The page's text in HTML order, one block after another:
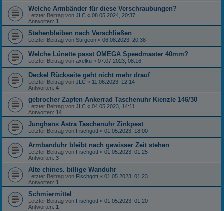
Welche Armbänder für diese Verschraubungen?
Letzter Beitrag von JLC « 08.05.2024, 20:37
Antworten: 1
Stehenbleiben nach Verschließen
Letzter Beitrag von Surgeon « 06.08.2023, 20:38
Welche Lünette passt OMEGA Speedmaster 40mm?
Letzter Beitrag von axelku « 07.07.2023, 08:16
Deckel Rückseite geht nicht mehr drauf
Letzter Beitrag von JLC « 11.06.2023, 12:14
Antworten: 4
gebrocher Zapfen Ankerrad Taschenuhr Kienzle 146/30
Letzter Beitrag von JLC « 04.05.2023, 14:11
Antworten: 14
Junghans Astra Taschenuhr Zinkpest
Letzter Beitrag von Fischgott « 01.05.2023, 18:00
Armbanduhr bleibt nach gewisser Zeit stehen
Letzter Beitrag von Fischgott « 01.05.2023, 01:25
Antworten: 3
Alte chines. billige Wanduhr
Letzter Beitrag von Fischgott « 01.05.2023, 01:23
Antworten: 1
Schmiermittel
Letzter Beitrag von Fischgott « 01.05.2023, 01:20
Antworten: 1